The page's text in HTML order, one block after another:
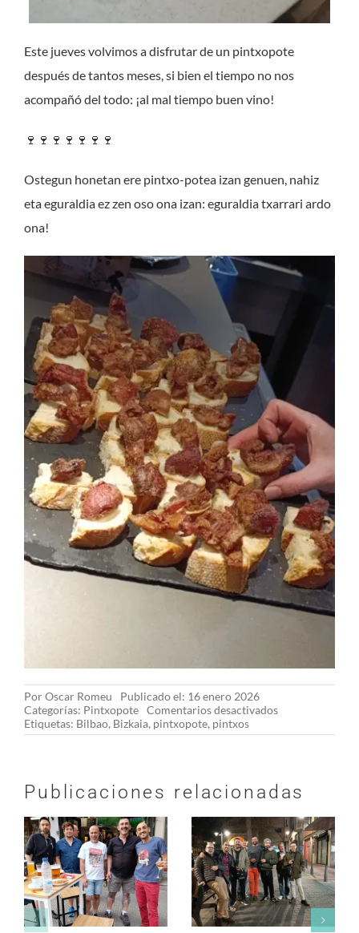
Este jueves volvimos a disfrutar de un pintxopote
después de tantos meses, si bien el tiempo no nos
acompañó del todo: ¡al mal tiempo buen vino!
🍷🍷🍷🍷🍷🍷🍷
Ostegun honetan ere pintxo-potea izan genuen, nahiz
eta eguraldia ez zen oso ona izan: eguraldia txarrari ardo
ona!
PorOscar Romeu
Publicado el: 16 enero 2026
Categorías: Pintxopote Comentarios desactivadosen
en
Gaylur.
Etiquetas: Bilbao, Bizkaia, pintxopote, pintxos
Publicaciones relacionadas
¿Tienes una idea que te gustaría
BUZÓN DE
SUGERENCIAS